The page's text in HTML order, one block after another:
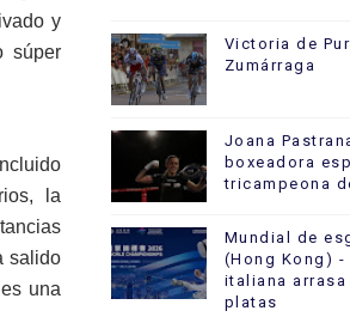
y
súper
la
salido
una
Victoria de
Zumárraga
Joana
boxeadora
tricampeona
Mundial de
(Hong Kong)
italiana
platas